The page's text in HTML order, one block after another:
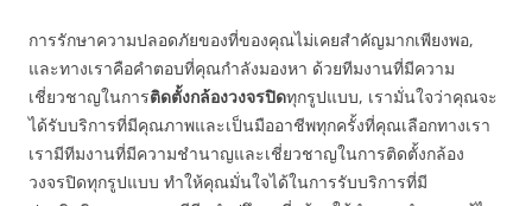
การรักษาความปลอดภัยของที่ของคุณไม่เคยสำคัญมากเพียงพอ,
และทางเราคือคำตอบที่คุณกำลังมองหา ด้วยทีมงานที่มีความ
เชี่ยวชาญในการติดตั้งกล้องวงจรปิดทุกรูปแบบ, เรามั่นใจว่าคุณจะ
ได้รับบริการที่มีคุณภาพและเป็นมืออาชีพทุกครั้งที่คุณเลือกทางเรา
เรามีทีมงานที่มีความชำนาญและเชี่ยวชาญในการติดตั้งกล้อง
วงจรปิดทุกรูปแบบ ทำให้คุณมั่นใจได้ในการรับบริการที่มี